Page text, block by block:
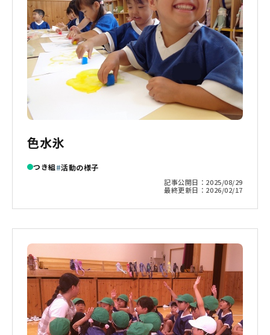
色水氷
つき組 活動の様子
記事公開日： 2025/08/29
最終更新日： 2026/02/17